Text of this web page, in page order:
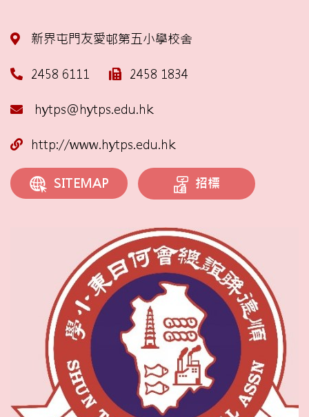
新界屯門友愛邨第五小學校舍
2458 6111 2458 1834
hytps@hytps.edu.hk
http://www.hytps.edu.hk
SITEMAP 招標